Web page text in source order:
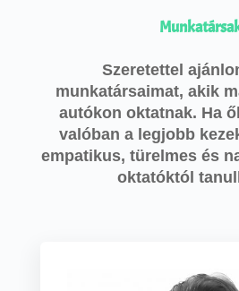
Szeretettel
munkatársaimat, akik
autókon oktatnak. Ha
valóban a legjobb
empatikus, türelmes és
oktatóktól